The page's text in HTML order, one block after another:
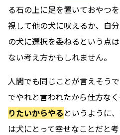
る石の上に足を置いておやつ
視して他の犬に吠えるか、自
の犬に選択を委ねるという点
ない考え方かもしれません。
人間でも同じことが言えそう
でやれと言われたから仕方なく
りたいからやる というように
は犬にとって幸せなことだと考